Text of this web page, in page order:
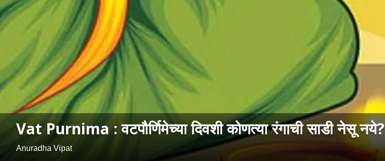
Vat Purnima : वटपौर्णिमेच्या दिवशी कोणत्या रंगाची साडी नेसू नये?
Anuradha Vipat